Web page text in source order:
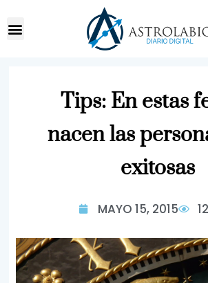
Tips: En estas
nacen las
exitosas
MAYO 15, 2015